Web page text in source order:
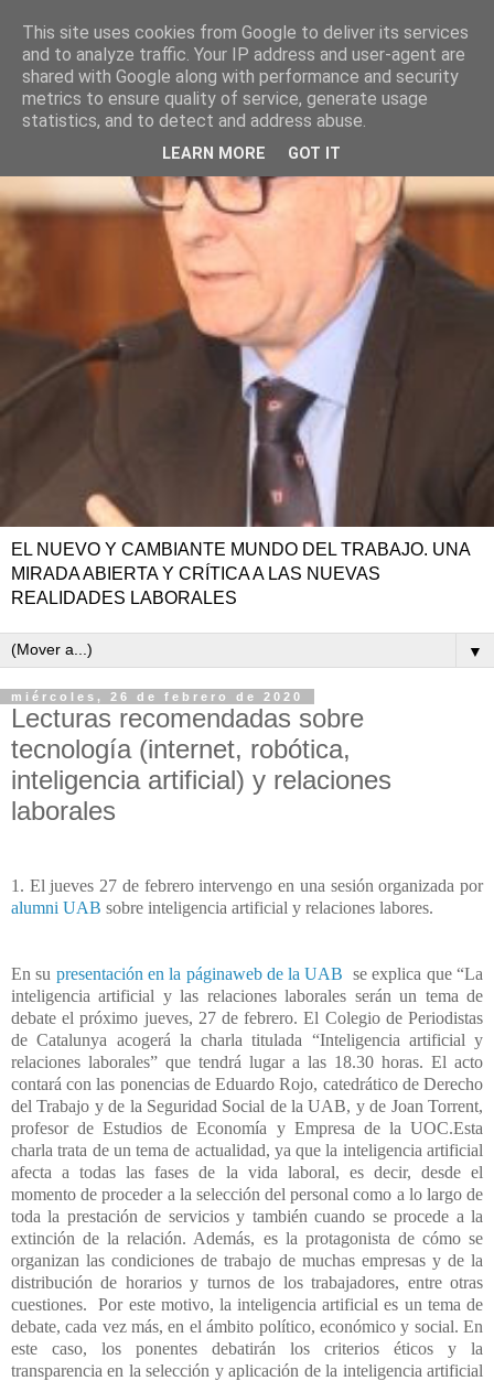
EL NUEVO Y CAMBIANTE MUNDO DEL TRABAJO. UNA
MIRADA ABIERTA Y CRÍTICA A LAS NUEVAS
REALIDADES LABORALES
▼
miércoles, 26 de febrero de 2020
Lecturas recomendadas sobre
tecnología (internet, robótica,
inteligencia artificial) y relaciones
laborales
1. El jueves 27 de febrero intervengo en una sesión organizada por
alumni UAB sobre inteligencia artificial y relaciones labores.
En su presentación en la páginaweb de la UAB se explica que “La
inteligencia artificial y las relaciones laborales serán un tema de
debate el próximo jueves, 27 de febrero. El Colegio de Periodistas
de Catalunya acogerá la charla titulada “Inteligencia artificial y
relaciones laborales” que tendrá lugar a las 18.30 horas. El acto
contará con las ponencias de Eduardo Rojo, catedrático de Derecho
del Trabajo y de la Seguridad Social de la UAB, y de Joan Torrent,
profesor de Estudios de Economía y Empresa de la UOC.Esta
charla trata de un tema de actualidad, ya que la inteligencia artificial
afecta a todas las fases de la vida laboral, es decir, desde el
momento de proceder a la selección del personal como a lo largo de
toda la prestación de servicios y también cuando se procede a la
extinción de la relación. Además, es la protagonista de cómo se
organizan las condiciones de trabajo de muchas empresas y de la
distribución de horarios y turnos de los trabajadores, entre otras
cuestiones.
Por este motivo, la inteligencia artificial es un tema de
debate, cada vez más, en el ámbito político, económico y social. En
este caso, los ponentes debatirán los criterios éticos y la
transparencia en la selección y aplicación de la inteligencia artificial
This site uses cookies from Google to deliver its services
and to analyze traffic. Your IP address and user-agent are
shared with Google along with performance and security
metrics to ensure quality of service, generate usage
statistics, and to detect and address abuse.
LEARN MORE GOT IT